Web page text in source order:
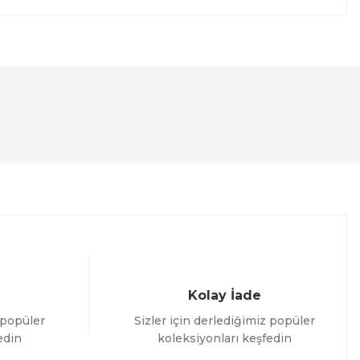
Kolay İade
Sizler için derlediğimiz popüler
koleksiyonları keşfedin